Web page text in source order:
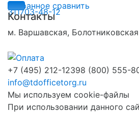
избранное сравнить
Контакты
м. Варшавская,
+7 (495) 212-12398 (800) 555-
info@tdofficetorg.ru
Мы используем cookie-файлы
При использовании данного